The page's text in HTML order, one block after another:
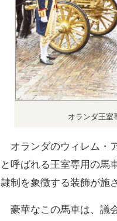
オランダ王室
オランダのウィレム・
と呼ばれる王室専用の馬
隷制を象徴する装飾が施
豪華なこの馬車は、議